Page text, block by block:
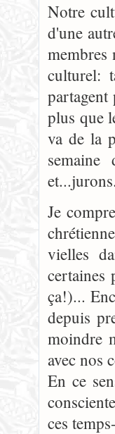
Notre
d'une
membres
culturel:
partagent
plus que
va de la
et...jurons.
Je
vielles
certaines
ça!)...
depuis
moindre
avec nos
En ce
ces